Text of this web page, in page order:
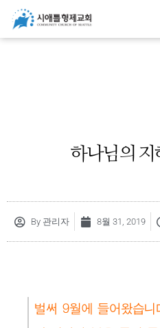
하나님의 지
By관리자 8월 31, 2019
벌써 9월에 들어왔습